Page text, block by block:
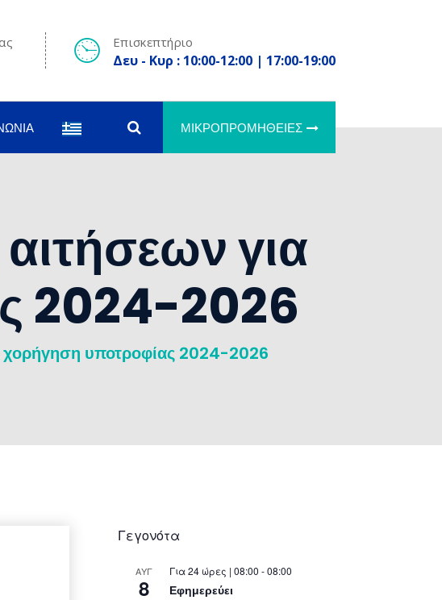
Επισκεπτήριο
Δευ - Κυρ : 10:00-12:00 | 17:00-19:00
ΜΙΚΡΟΠΡΟΜΉΘΕΙΕΣ
για
2024-2026
υποτροφίας 2024-2026
Γεγονότα
ΑΥΓ
8
Για 24 ώρες | 08:00 - 08:00
Εφημερεύει